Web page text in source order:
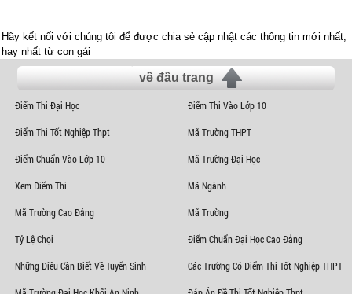
Hãy kết nối với chúng tôi để được chia sẻ cập nhật các thông tin mới nhất,
hay nhất từ con gái
về đầu trang
Điểm Thi Đại Học Điểm Thi Vào Lớp 10
Điểm Thi Tốt Nghiệp Thpt Mã Trường THPT
Điểm Chuẩn Vào Lớp 10 Mã Trường Đại Học
Xem Điểm Thi Mã Ngành
Mã Trường Cao Đẳng Mã Trường
Tỷ Lệ Chọi Điểm Chuẩn Đại Học Cao Đẳng
Những Điều Cần Biết Về Tuyển Sinh Các Trường Có Điểm Thi Tốt Nghiệp THPT